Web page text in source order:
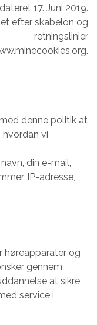
17. Juni 2019.
efter skabelon og
retningslinier
denne politik at
vi
din e-mail,
IP-adresse,
høreapparater og
gennem
at sikre,
service i